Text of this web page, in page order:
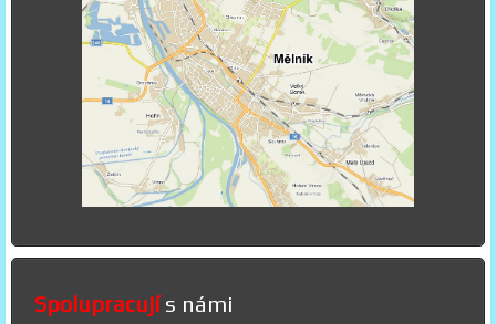
Spolupracujís námi